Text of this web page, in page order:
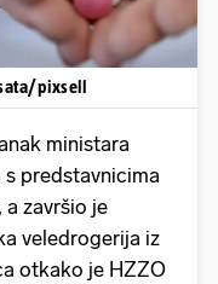
pixsell
ministara
s predstavnicima
završio je
veledrogerija iz
otkako je HZZO